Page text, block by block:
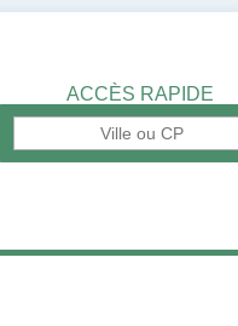
ACCÈS RAPIDE